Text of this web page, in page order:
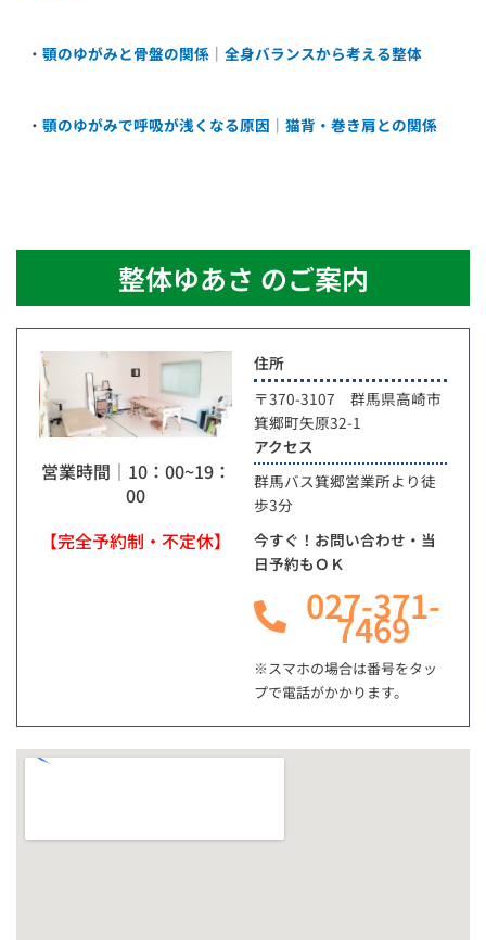
・ 顎のゆがみと骨盤の関係｜全身バランスから考える整体
・ 顎のゆがみで呼吸が浅くなる原因｜猫背・巻き肩との関係
整体ゆあさ のご案内
営業時間｜10：00~19：
00
【完全予約制・不定休】
住所
〒370-3107 群馬県高崎市
箕郷町矢原32-1
アクセス
群馬バス箕郷営業所より徒
歩3分
今すぐ！お問い合わせ・当
日予約もＯＫ
027-371-
7469
※スマホの場合は番号をタッ
プで電話がかかります。